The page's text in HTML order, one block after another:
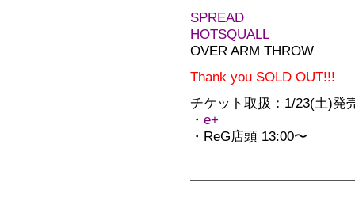
SPREAD
HOTSQUALL
OVER ARM THROW
Thank you SOLD OUT!!!
チケット取扱：1/23(土)発
・ e+
・ReG店頭 13:00〜